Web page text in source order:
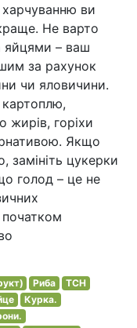
ви
Не варто
яйцями – ваш
за рахунок
чи яловичини.
жирів, горіхи
Якщо
замініть цукерки
голод – це не
початком
Риба
ТСН
Курка.